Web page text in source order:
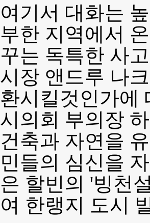
여기서 대화는
부한 지역에서
꾸는 독특한 사
시장 앤드루 나
환시킬것인가에
시의회 부의장
건축과 자연을
민들의 심신을
은 할빈의 '빙천
여 한랭지 도시